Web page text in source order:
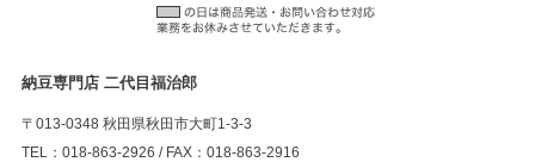
納豆専門店 二代目福治郎
〒013-0348 秋田県秋田市大町1-3-3
TEL：018-863-2926 / FAX：018-863-2916